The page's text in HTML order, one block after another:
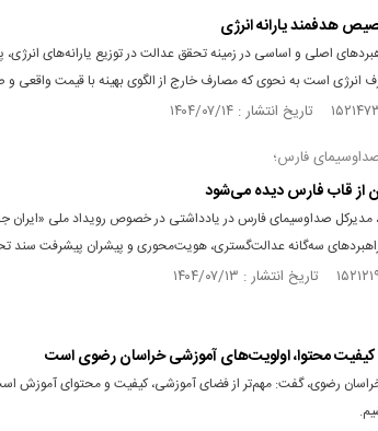
هدفمند یارانه انرژی
اصلی و اساسی در زمینه تحقق عدالت در توزیع یارانه‌های انرژی،
انرژی است به نحوی که مصارف خارج از الگوی بهینه با قیمت واقعی و
فارس؛
از قاب فارس دیده می‌شود
مدیرکل صداوسیمای فارس در یادداشتی در خصوص رویداد ملی «ایران
سه‌گانه عدالت‌گستری، هویت‌محوری و پیشران پیشرفت سند
محتوا، اولویت‌های آموزشی خراسان رضوی است
خراسان رضوی، گفت: مهم‌تر از فضای آموزشی، کیفیت و محتوای آموزش